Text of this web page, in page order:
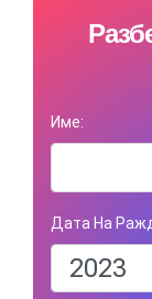
Име:
Дата На